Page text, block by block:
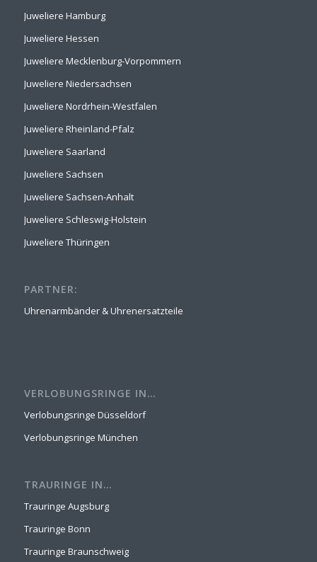
Juweliere Hamburg
Juweliere Hessen
Juweliere Mecklenburg-Vorpommern
Juweliere Niedersachsen
Juweliere Nordrhein-Westfalen
Juweliere Rheinland-Pfalz
Juweliere Saarland
Juweliere Sachsen
Juweliere Sachsen-Anhalt
Juweliere Schleswig-Holstein
Juweliere Thüringen
PARTNER:
Uhrenarmbänder & Uhrenersatzteile
VERLOBUNGSRINGE IN…
Verlobungsringe Düsseldorf
Verlobungsringe München
TRAURINGE IN…
Trauringe Augsburg
Trauringe Bonn
Trauringe Braunschweig